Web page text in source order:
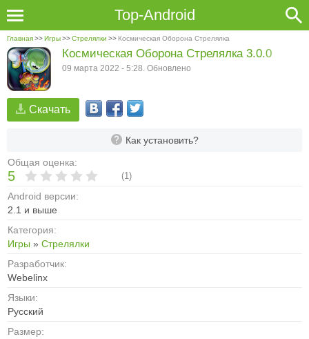
Top-Android
Главная>>Игры>>Стрелялки >> Космическая Оборона Стрелялка
Скачать
Как установить?
Общая оценка:
5 (1)
Android версии:
2.1 и выше
Категория:
Игры » Стрелялки
Разработчик:
Webelinx
Языки:
Русский
Размер:
Космическая Оборона Стрелялка 3.0.0
09 марта 2022 - 5:28. Обновлено